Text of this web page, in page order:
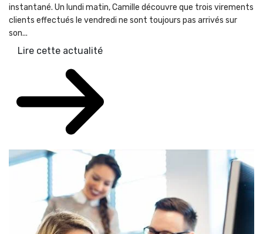
instantané. Un lundi matin, Camille découvre que trois virements
clients effectués le vendredi ne sont toujours pas arrivés sur
son...
Lire cette actualité